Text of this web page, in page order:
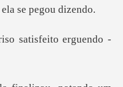
ela
satisfeito erguend